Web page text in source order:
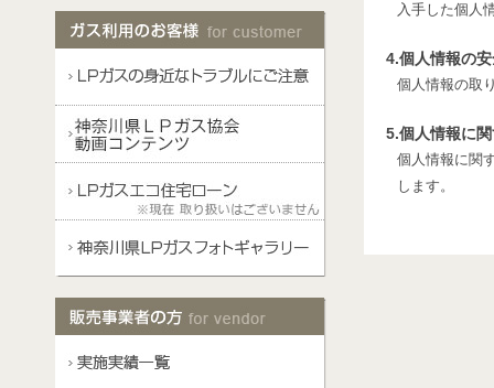
入手した個人
4.個人情報の
個人情報の取
5.個人情報に
個人情報に関
します。